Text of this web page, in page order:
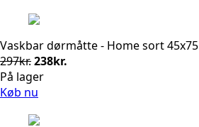
Vaskbar dørmåtte - Home sort 45x75
297kr.Den
oprindelige
pris
297kr..
238kr.
På lager
Køb nu